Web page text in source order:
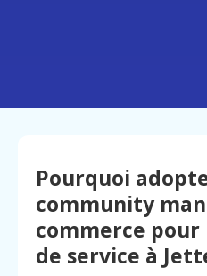
Pourquoi
community
commerce pour
de service à